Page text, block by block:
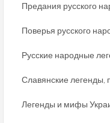
Предания русского
Поверья русского
Русские народные
Славянские легенды,
Легенды и мифы